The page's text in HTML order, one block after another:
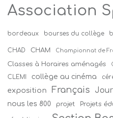
Association
bordeaux bourses du collège
CHAD CHAM Championnat de
Classes à Horaires aménagés
CLEMI collège au cinéma
exposition Français
nous les 800 projet Projets